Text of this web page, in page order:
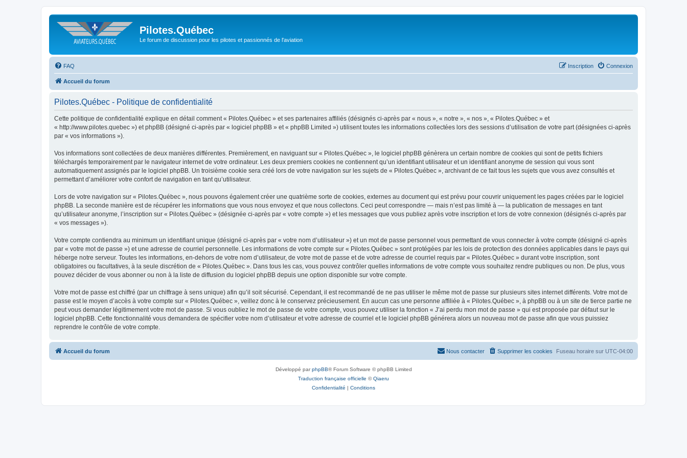
Pilotes.Québec
Le forum de discussion pour les pilotes et passionnés de l'aviation
FAQ Connexion
Inscription
Accueil du forum
Pilotes.Québec - Politique de confidentialité
Cette politique de confidentialité explique en détail comment « Pilotes.Québec » et ses partenaires affiliés (désignés ci-après par « nous », « notre », « nos », « Pilotes.Québec » et
« http://www.pilotes.quebec ») et phpBB (désigné ci-après par « logiciel phpBB » et « phpBB Limited ») utilisent toutes les informations collectées lors des sessions d’utilisation de votre part (désignées ci-après
par « vos informations »).
Vos informations sont collectées de deux manières différentes. Premièrement, en naviguant sur « Pilotes.Québec », le logiciel phpBB génèrera un certain nombre de cookies qui sont de petits fichiers
téléchargés temporairement par le navigateur internet de votre ordinateur. Les deux premiers cookies ne contiennent qu’un identifiant utilisateur et un identifiant anonyme de session qui vous sont
automatiquement assignés par le logiciel phpBB. Un troisième cookie sera créé lors de votre navigation sur les sujets de « Pilotes.Québec », archivant de ce fait tous les sujets que vous avez consultés et
permettant d’améliorer votre confort de navigation en tant qu’utilisateur.
Lors de votre navigation sur « Pilotes.Québec », nous pouvons également créer une quatrième sorte de cookies, externes au document qui est prévu pour couvrir uniquement les pages créées par le logiciel
phpBB. La seconde manière est de récupérer les informations que vous nous envoyez et que nous collectons. Ceci peut correspondre — mais n’est pas limité à — la publication de messages en tant
qu’utilisateur anonyme, l’inscription sur « Pilotes.Québec » (désignée ci-après par « votre compte ») et les messages que vous publiez après votre inscription et lors de votre connexion (désignés ci-après par
« vos messages »).
Votre compte contiendra au minimum un identifiant unique (désigné ci-après par « votre nom d’utilisateur ») et un mot de passe personnel vous permettant de vous connecter à votre compte (désigné ci-après
par « votre mot de passe ») et une adresse de courriel personnelle. Les informations de votre compte sur « Pilotes.Québec » sont protégées par les lois de protection des données applicables dans le pays qui
héberge notre serveur. Toutes les informations, en-dehors de votre nom d’utilisateur, de votre mot de passe et de votre adresse de courriel requis par « Pilotes.Québec » durant votre inscription, sont
obligatoires ou facultatives, à la seule discrétion de « Pilotes.Québec ». Dans tous les cas, vous pouvez contrôler quelles informations de votre compte vous souhaitez rendre publiques ou non. De plus, vous
pouvez décider de vous abonner ou non à la liste de diffusion du logiciel phpBB depuis une option disponible sur votre compte.
Votre mot de passe est chiffré (par un chiffrage à sens unique) afin qu’il soit sécurisé. Cependant, il est recommandé de ne pas utiliser le même mot de passe sur plusieurs sites internet différents. Votre mot de
passe est le moyen d’accès à votre compte sur « Pilotes.Québec », veillez donc à le conservez précieusement. En aucun cas une personne affiliée à « Pilotes.Québec », à phpBB ou à un site de tierce partie ne
peut vous demander légitimement votre mot de passe. Si vous oubliez le mot de passe de votre compte, vous pouvez utiliser la fonction « J’ai perdu mon mot de passe » qui est proposée par défaut sur le
logiciel phpBB. Cette fonctionnalité vous demandera de spécifier votre nom d’utilisateur et votre adresse de courriel et le logiciel phpBB générera alors un nouveau mot de passe afin que vous puissiez
reprendre le contrôle de votre compte.
Accueil du forum Fuseau horaire sur UTC-04:00
Supprimer les cookies
Nous contacter
Développé parphpBB® Forum Software © phpBB Limited
Traduction française officielle ©Qiaeru
Confidentialité | Conditions